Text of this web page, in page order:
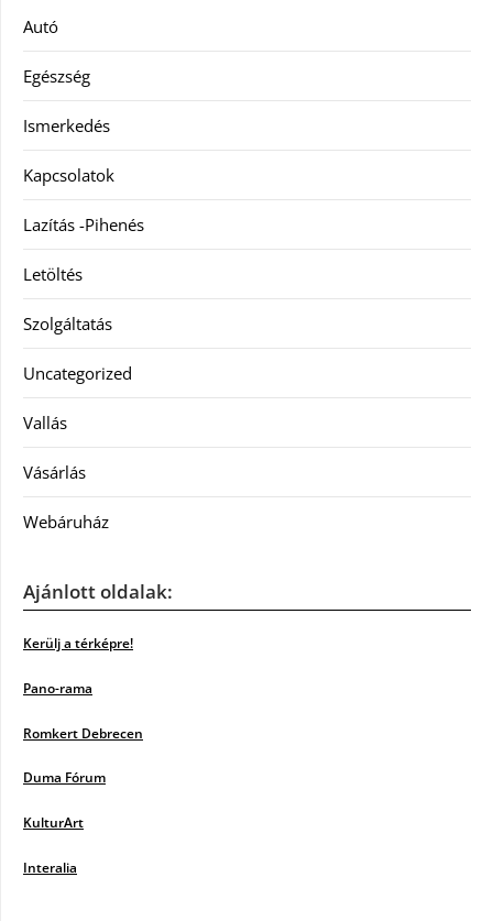
Autó
Egészség
Ismerkedés
Kapcsolatok
Lazítás -Pihenés
Letöltés
Szolgáltatás
Uncategorized
Vallás
Vásárlás
Webáruház
Ajánlott oldalak:
Kerülj a térképre!
Pano-rama
Romkert Debrecen
Duma Fórum
KulturArt
Interalia